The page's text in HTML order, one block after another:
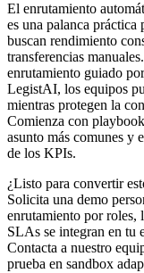
El enrutamiento
es una palanca práctica
buscan rendimiento
transferencias
enrutamiento guiado
LegistAI, los equipos
mientras protegen la
Comienza con
asunto más comunes y
de los KPIs.
¿Listo para convertir
Solicita una demo
enrutamiento por roles,
SLAs se integran en tu
Contacta a nuestro
prueba en sandbox